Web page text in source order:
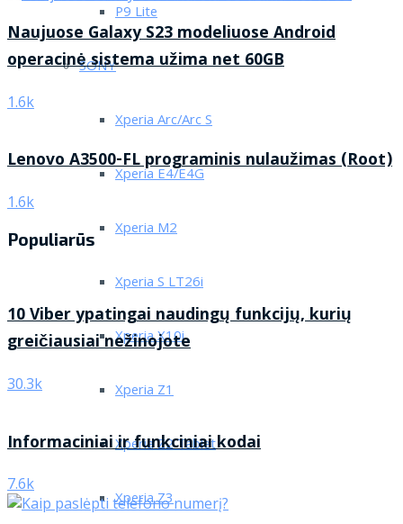
P9 Lite
SONY
Xperia Arc/Arc S
Xperia E4/E4G
Xperia M2
Xperia S LT26i
Xperia X10i
Xperia Z1
Xperia Z2 Tablet
Xperia Z3
Naujuose Galaxy S23 modeliuose Android
operacinė sistema užima net 60GB
1.6k
Lenovo A3500-FL programinis nulaužimas (Root)
1.6k
Populiarūs
10 Viber ypatingai naudingų funkcijų, kurių
greičiausiai nežinojote
30.3k
Informaciniai ir funkciniai kodai
7.6k